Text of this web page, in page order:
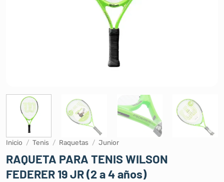
Inicio / Tenis / Raquetas / Junior
RAQUETA PARA TENIS WILSON
FEDERER 19 JR (2 a 4 años)